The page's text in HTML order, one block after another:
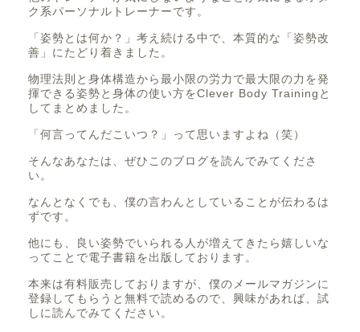
ク系パーソナルトレーナーです。
「姿勢とは何か？」考え続ける中で、本質的な「姿勢改
善」にたどり着きました。
物理法則と身体構造から最小限の労力で最大限の力を発
揮できる姿勢と身体の使い方をClever Body Trainingと
してまとめました。
「何言ってんだこいつ？」って思いますよね（笑）
そんなあなたは、ぜひこのブログを読んでみてくださ
い。
なんとなくでも、僕の言わんとしていることが伝わるは
ずです。
他にも、良い姿勢でいられる人が増えてきたら嬉しいな
ってことで電子書籍を出版しております。
本来は有料販売しておりますが、僕のメールマガジンに
登録してもらうと無料で読めるので、興味があれば、試
しに読んでみてください。